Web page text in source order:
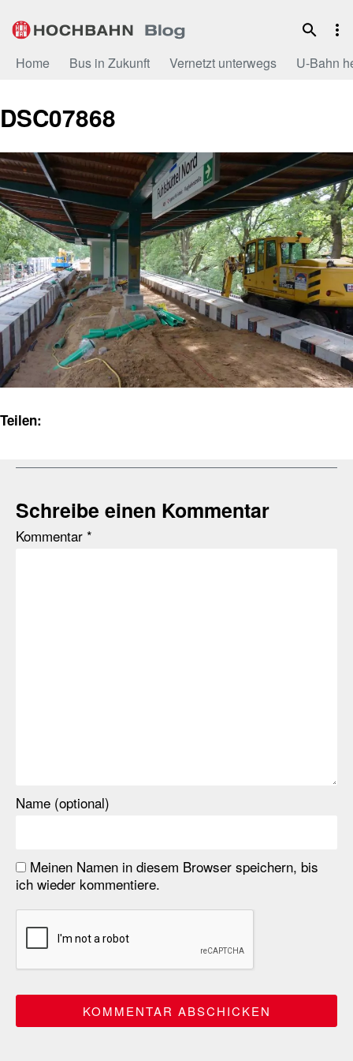
Inhalt
Home Bus in Zukunft Vernetzt unterwegs U-Bahn
DSC07868
Teilen:
Schreibe einen Kommentar
Kommentar *
Name (optional)
Meinen Namen in diesem Browser speichern, bis
ich wieder kommentiere.